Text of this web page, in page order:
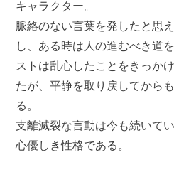
キャラクター。
脈絡のない言葉を発したと思
し、ある時は人の進むべき道
ストは乱心したことをきっか
たが、平静を取り戻してから
る。
支離滅裂な言動は今も続いて
心優しき性格である。